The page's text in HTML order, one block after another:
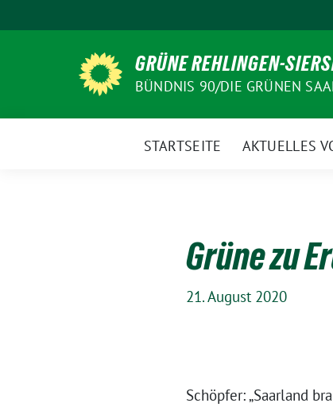
zum
GRÜNE REHLINGEN-
BÜNDNIS 90/DIE GRÜNEN
STARTSEITE AKTUELLES
Grüne zu
21. August 2020
Schöpfer: „Saarland